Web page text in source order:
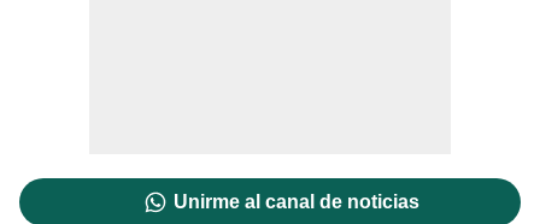
Unirme al canal de noticias